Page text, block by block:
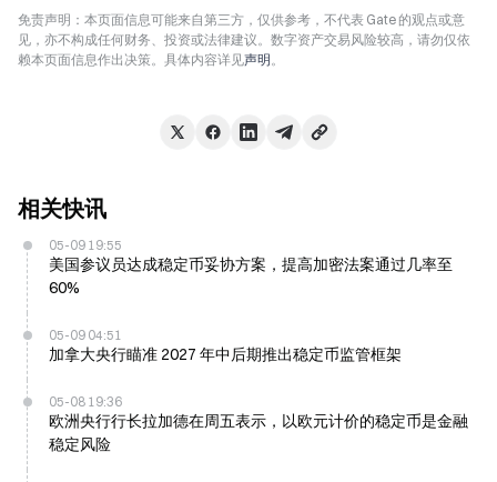
免责声明：本页面信息可能来自第三方，仅供参考，不代表 Gate 的观点或意
见，亦不构成任何财务、投资或法律建议。数字资产交易风险较高，请勿仅依
赖本页面信息作出决策。具体内容详见声明。
相关快讯
05-09 19:55
美国参议员达成稳定币妥协方案，提高加密法案通过几率至
60%
05-09 04:51
加拿大央行瞄准 2027 年中后期推出稳定币监管框架
05-08 19:36
欧洲央行行长拉加德在周五表示，以欧元计价的稳定币是金融
稳定风险